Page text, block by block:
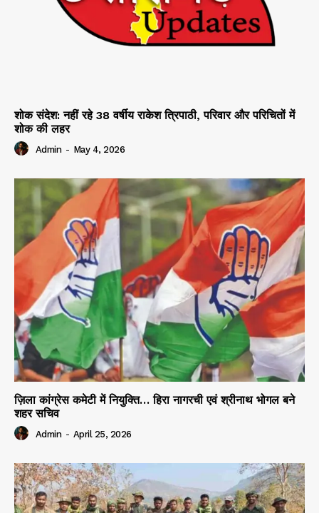
शोक संदेश: नहीं रहे 38 वर्षीय राकेश त्रिपाठी, परिवार और परिचितों में
शोक की लहर
Admin - May 4, 2026
ज़िला कांग्रेस कमेटी में नियुक्ति… हिरा नागरची एवं श्रीनाथ भोगल बने
शहर सचिव
Admin - April 25, 2026